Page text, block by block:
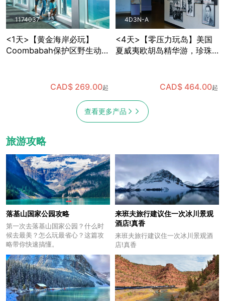
1174037
<1天>【黄金海岸必玩】
Coombabah保护区野生动物
含保护区与国家公园门票 (布
CAD$ 269.00起
4D3N-A
<4天>【零压力玩岛】美国
夏威夷欧胡岛精华游，珍珠
CAD$ 464.00起
查看更多产品
旅游攻略
落基山国家公园攻略
第一次去落基山国家公园？什么时
候去最美？怎么玩最省心？这篇攻
略带你快速搞懂。
来班夫旅行建议住一次冰川景观
酒店!真香
来班夫旅行建议住一次冰川景观酒
店!真香